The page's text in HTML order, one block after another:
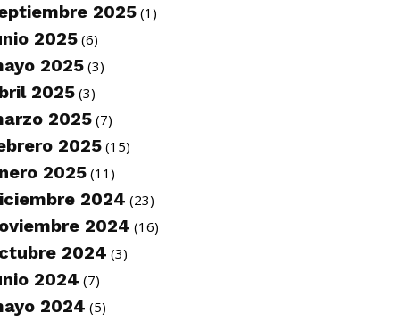
2025 (1)
2025(6)
2025 (3)
2025(3)
2025 (7)
2025(15)
2025 (11)
2024 (23)
2024 (16)
2024 (3)
2024 (7)
2024 (5)